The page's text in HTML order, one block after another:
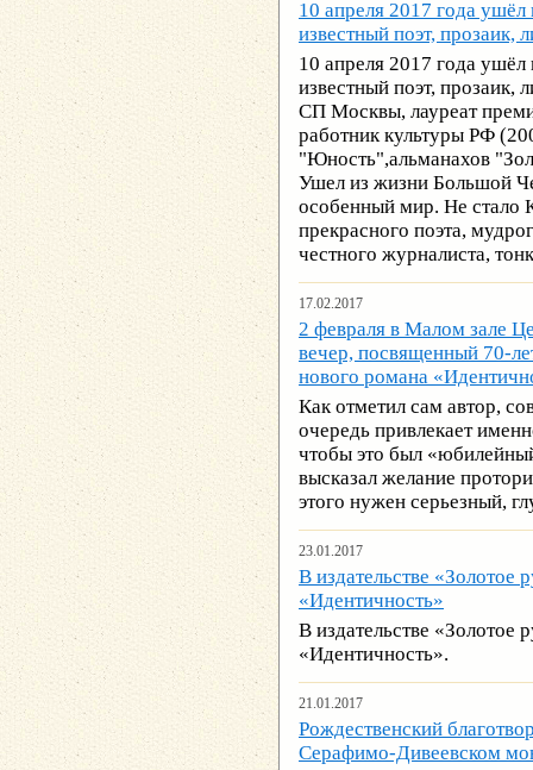
10 апреля 2017 года
известный поэт, прозаик,
10 апреля 2017 года
известный поэт, прозаик,
СП Москвы, лауреат
работник культуры РФ
"Юность",альманахов
Ушел из жизни Большой
особенный мир. Не стало
прекрасного поэта,
честного журналиста,
17.02.2017
2 февраля в Малом зале
вечер, посвященный 70-
нового романа
Как отметил сам автор,
очередь привлекает
чтобы это был
высказал желание
этого нужен серьезный,
23.01.2017
В издательстве
«Идентичность»
В издательстве
«Идентичность».
21.01.2017
Рождественский
Серафимо-Дивеевском